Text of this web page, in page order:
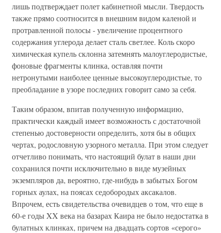
лишь подтверждает полет кабинетной мысли. Твердость
также прямо соотносится в внешним видом каленой и
протравленной полосы - увеличение процентного
содержания углерода делает сталь светлее. Коль скоро
химическая купель склонна затемнять малоуглеродистые,
фоновые фрагменты клинка, оставляя почти
нетронутыми наиболее ценные высокоуглеродистые, то
преобладание в узоре последних говорит само за себя.
Таким образом, впитав полученную информацию,
практически каждый имеет возможность с достаточной
степенью достоверности определить, хотя бы в общих
чертах, родословную узорного металла. При этом следует
отчетливо понимать, что настоящий булат в наши дни
сохранился почти исключительно в виде музейных
экземпляров да, вероятно, где-нибудь в забытых Богом
горных аулах, на поясах седобородых аксакалов.
Впрочем, есть свидетельства очевидцев о том, что еще в
60-е годы XX века на базарах Каира не было недостатка в
булатных клинках, причем на двадцать сортов «серого»